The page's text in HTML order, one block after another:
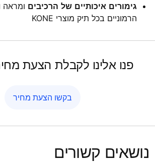
גימורים איכותיים של הרכיבים ומראה
הרמוניים בכל תיק מוצרי KONE
פנו אלינו לקבלת הצעת
בקשו הצעת מחיר
נושאים קשורים